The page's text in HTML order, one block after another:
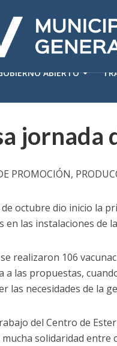
ABIERTO
jornada
PROMOCIÓN,
de octubre dio inicio la
en las instalaciones de
realizaron 106
a las propuestas,
las necesidades de la
del Centro de
solidaridad entre